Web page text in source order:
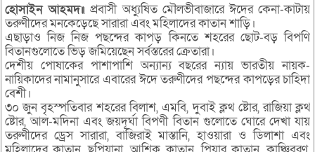
হোসাইন আহমদ॥প্রবাসী অধ্যুষিত মৌলভীবাজারে ঈদের কেনা-কাটায়
তরুণীদের মনকেড়েছে সারারা এবং মহিলাদের কাতান শাড়ি।
এছাড়াও নিজ নিজ পছন্দের কাপড় কিনতে শহরের ছোট-বড় বিপণি
বিতানগুলোতে ভিড় জমিয়েছেন সর্বস্তরের ক্রেতারা।
দেশীয় পোষাকের পাশাপাশি অন্যান্য বছরের ন্যায় ভারতীয় নায়ক-
নায়িকাদের নামানুসারে এবারের ঈদে তরুণীদের পছন্দের কাপড়ের চাহিদা
বেশী।
৩০ জুন বৃহস্পতিবার শহরের বিলাশ, এমবি, দুবাই ক্লথ ষ্টোর, রাজিয়া ক্লথ
ষ্টোর, আল-মদিনা এবং জয়দূর্ঘা বিপণী বিতান গুলোতে ঘোরে দেখা যায়
তরুণীদের ড্রেস সারারা, বাজিরাই মাস্তানি, হাওয়ারা ও ডিলাশা এবং